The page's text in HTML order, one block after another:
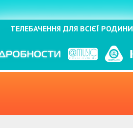
ТЕЛЕБАЧЕННЯ ДЛЯ ВСІЄЇ РОДИНИ